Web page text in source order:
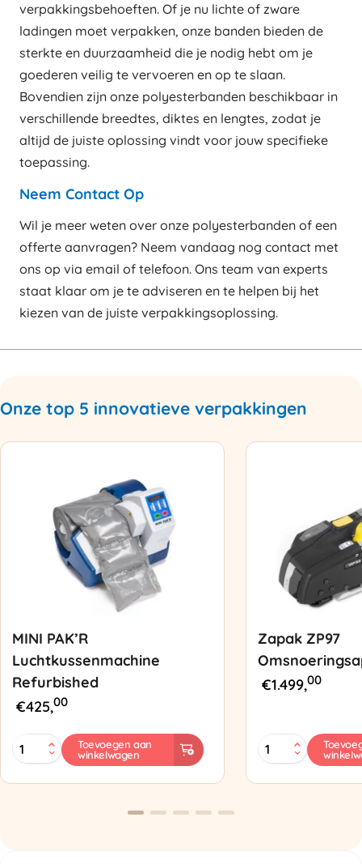
verpakkingsbehoeften. Of je nu lichte of zware
ladingen moet verpakken, onze banden bieden de
sterkte en duurzaamheid die je nodig hebt om je
goederen veilig te vervoeren en op te slaan.
Bovendien zijn onze polyesterbanden beschikbaar in
verschillende breedtes, diktes en lengtes, zodat je
altijd de juiste oplossing vindt voor jouw specifieke
toepassing.
Neem Contact Op
Wil je meer weten over onze polyesterbanden of een
offerte aanvragen? Neem vandaag nog contact met
ons op via email of telefoon. Ons team van experts
staat klaar om je te adviseren en te helpen bij het
kiezen van de juiste verpakkingsoplossing.
Onze top 5 innovatieve verpakkingen
MINI PAK’R
Luchtkussenmachine
Refurbished
€425,00
MINI
PAK'R
Refurbished
Toevoegen aan
winkelwagen
Zapak ZP97
€1.499,00
Zapak
ZP97
aantal